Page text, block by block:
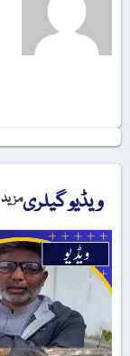
ویڈیو گیلریمزید